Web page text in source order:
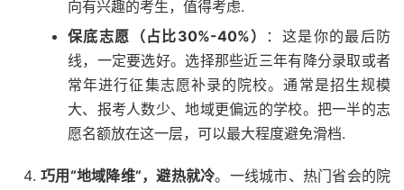
向有兴趣的考生，值得考虑.
保底志愿（占比30%-40%）
：这是你的最后防
线，一定要选好。选择那些近三年有降分录取或者
常年进行征集志愿补录的院校。通常是招生规模
大、报考人数少、地域更偏远的学校。把一半的志
愿名额放在这一层，可以最大程度避免滑档.
巧用“地域降维”，避热就冷。一线城市、热门省会的院